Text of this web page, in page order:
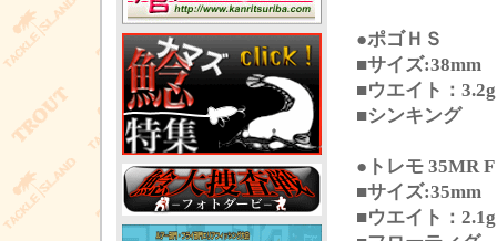
●ポゴＨＳ
■サイズ:38mm
■ウエイト：3.2g
■シンキング
●トレモ 35MR F
■サイズ:35mm
■ウエイト：2.1g